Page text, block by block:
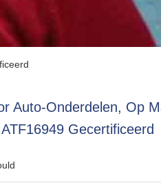
Auto-Onderdelen, Op
Gecertificeerd